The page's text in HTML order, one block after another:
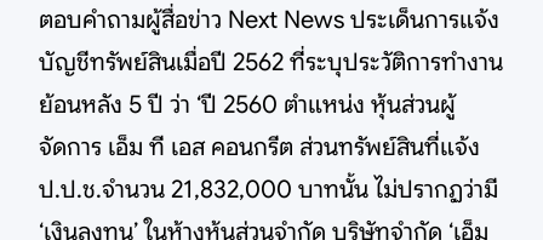
ตอบคำถามผู้สื่อข่าว Next News ประเด็นการแจ้ง
บัญชีทรัพย์สินเมื่อปี 2562 ที่ระบุประวัติการทำงาน
ย้อนหลัง 5 ปี ว่า ‘ปี 2560 ตำแหน่ง หุ้นส่วนผู้
จัดการ เอ็ม ที เอส คอนกรีต ส่วนทรัพย์สินที่แจ้ง
ป.ป.ช.จำนวน 21,832,000 บาทนั้น ไม่ปรากฏว่ามี
‘เงินลงทุน’ ในห้างหุ้นส่วนจำกัด บริษัทจำกัด ‘เอ็ม